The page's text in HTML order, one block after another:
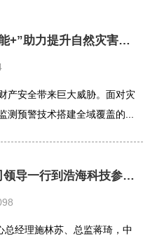
AI赋能，浩海科技“人工智能+”助力提升自然灾害应急能力
产安全带来巨大威胁。面对灾
测预警技术搭建全域覆盖的...
中国铁塔创新中心及省公司领导一行到浩海科技参观调研
经理施林苏、总监蒋琦，中